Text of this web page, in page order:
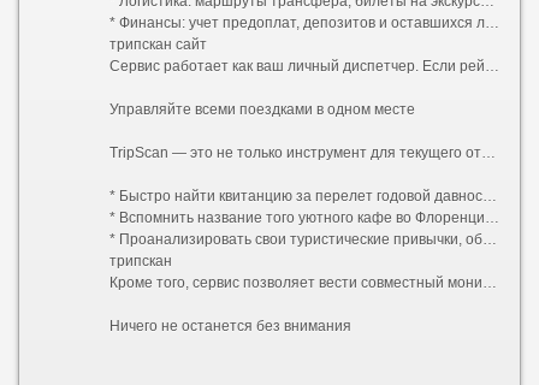
* Финансы: учет предоплат, депозитов и оставшихся лимитов по бюджету поездки.
трипскан сайт
Сервис работает как ваш личный диспетчер. Если рейс задерживается, TripScan тут же оповестит вас и предложит скорректировать время подачи такси или предупредить отель о позднем заезде. Вы больше не зависите от нестабильного интернета в роуминге в поиске нужных писем — вся критически важная информация всегда доступна в приложении даже в офлайн-режиме.
Управляйте всеми поездками в одном месте
TripScan — это не только инструмент для текущего отпуска, но и удобный архив ваших приключений. В личном кабинете хранится история всех перемещений. Это невероятно удобно для решения практических задач:
* Быстро найти квитанцию за перелет годовой давности для оформления налогового вычета или отчета о командировке.
* Вспомнить название того уютного кафе во Флоренции или точный адрес квартиры в Батуми, куда хочется вернуться.
* Проанализировать свои туристические привычки, общую сумму трат на путешествия и посещенные страны.
трипскан
Кроме того, сервис позволяет вести совместный мониторинг. Планируете семейный отдых или поездку с друзьями? Предоставьте доступ к маршруту попутчикам. Теперь каждый участник группы видит актуальное расписание, знает, где хранятся общие документы, и получает важные уведомления одновременно с вами.
Ничего не останется без внимания